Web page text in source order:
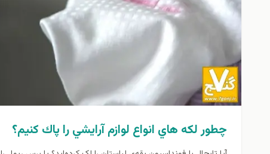
چطور لكه هاي انواع لوازم آرايشي را پاك كنيم؟